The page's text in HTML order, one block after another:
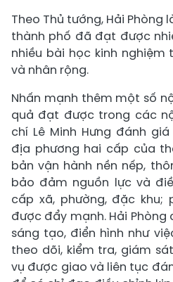
Theo Thủ tướng, Hải
thành phố đã đạt được
nhiều bài học kinh
và nhân rộng.
Nhấn mạnh thêm một số
quả đạt được trong các
chí Lê Minh Hưng đánh
địa phương hai cấp của
bản vận hành nền nếp,
bảo đảm nguồn lực và
cấp xã, phường, đặc khu;
được đẩy mạnh. Hải
sáng tạo, điển hình như
theo dõi, kiểm tra, giám
vụ được giao và liên tục